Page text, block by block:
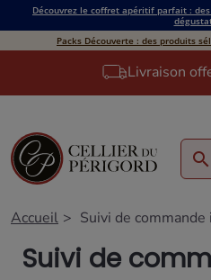
Découvrez le coffret apéritif parfait :
Packs Découverte : des produits
Livraison
search
Accueil Suivi de commande
Suivi de